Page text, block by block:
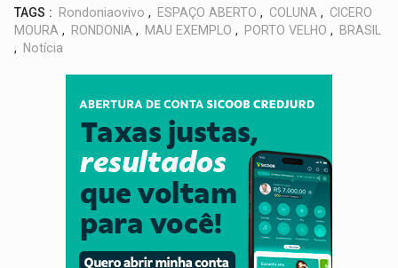
TAGS : Rondoniaovivo , ESPAÇO ABERTO , COLUNA , CICERO
MOURA , RONDONIA , MAU EXEMPLO , PORTO VELHO ,
BRASIL
,
Notícia